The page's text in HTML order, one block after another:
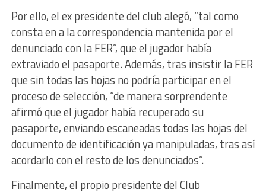
Por ello, el ex presidente del club alegó, “tal como
consta en a la correspondencia mantenida por el
denunciado con la FER”, que el jugador había
extraviado el pasaporte. Además, tras insistir la FER
que sin todas las hojas no podría participar en el
proceso de selección, “de manera sorprendente
afirmó que el jugador había recuperado su
pasaporte, enviando escaneadas todas las hojas del
documento de identificación ya manipuladas, tras así
acordarlo con el resto de los denunciados”.
Finalmente, el propio presidente del Club